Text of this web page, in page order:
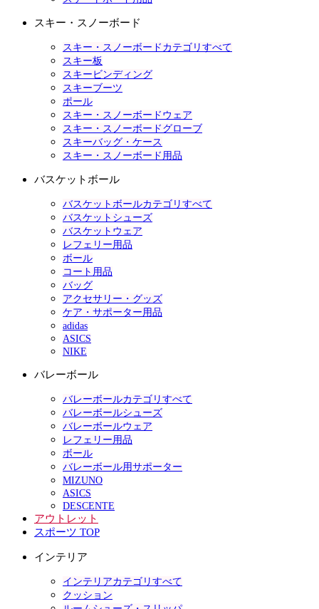
スキー・スノーボード
スキー・スノーボードカテゴリすべて
スキー板
スキービンディング
スキーブーツ
ポール
スキー・スノーボードウェア
スキー・スノーボードグローブ
スキーバッグ・ケース
スキー・スノーボード用品
バスケットボール
バスケットボールカテゴリすべて
バスケットシューズ
バスケットウェア
レフェリー用品
ボール
コート用品
バッグ
アクセサリー・グッズ
ケア・サポーター用品
adidas
ASICS
NIKE
バレーボール
バレーボールカテゴリすべて
バレーボールシューズ
バレーボールウェア
レフェリー用品
ボール
バレーボール用サポーター
MIZUNO
ASICS
DESCENTE
アウトレット
スポーツ TOP
インテリア
インテリアカテゴリすべて
クッション